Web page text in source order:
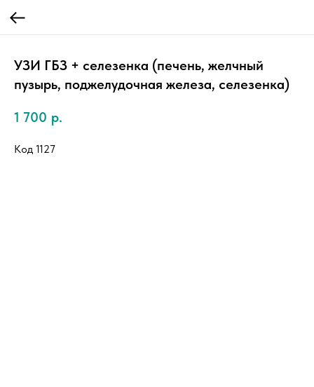
УЗИ ГБЗ + селезенка (печень, желчный
пузырь, поджелудочная железа, селезенка)
1 700 р.
Код 1127